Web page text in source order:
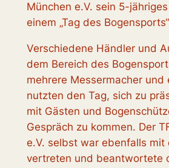
München e.V. sein 5-
einem „Tag des
Verschiedene Händler und
dem Bereich des
mehrere Messermacher und
nutzten den Tag, sich zu
mit Gästen und
Gespräch zu kommen. Der
e.V. selbst war ebenfalls mit
vertreten und beantwortete